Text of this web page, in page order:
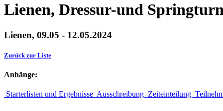
Lienen, Dressur-und
Lienen, 09.05 - 12.05.2024
Zurück zur Liste
Anhänge:
Starterlisten und Ergebnisse Ausschreibung Zeiteinteilung